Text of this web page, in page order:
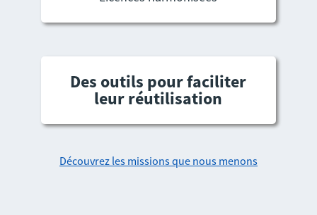
Des outils pour faciliter
leur réutilisation
Découvrez les missions que nous menons